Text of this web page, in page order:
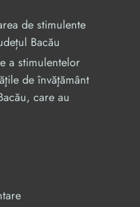
de stimulente
Bacău
a stimulentelor
de învăţământ
care au